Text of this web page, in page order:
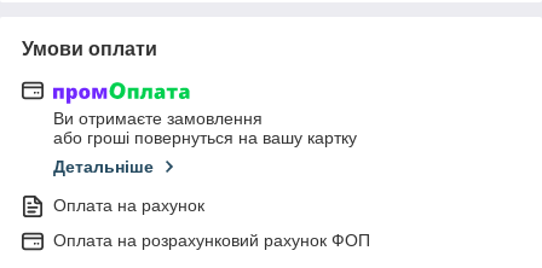
Умови оплати
Ви отримаєте замовлення
або гроші повернуться на вашу картку
Детальніше
Оплата на рахунок
Оплата на розрахунковий рахунок ФОП